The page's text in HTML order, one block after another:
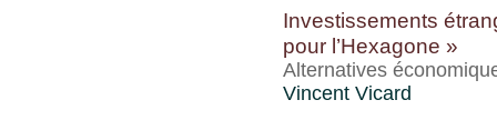
Investissements
pour l’Hexagone »
Alternatives
Vincent Vicard